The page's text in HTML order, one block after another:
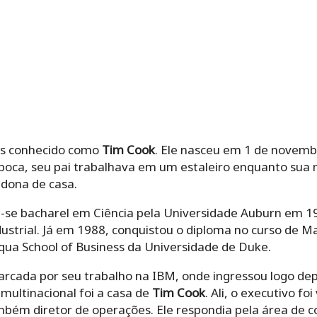
conhecido como Tim Cook. Ele nasceu em 1 de
seu pai trabalhava em um estaleiro enquanto sua
de casa.
bacharel em Ciência pela Universidade Auburn em
Já em 1988, conquistou o diploma no curso de
School of Business da Universidade de Duke.
por seu trabalho na IBM, onde ingressou logo
foi a casa de Tim Cook. Ali, o executivo
diretor de operações. Ele respondia pela área de